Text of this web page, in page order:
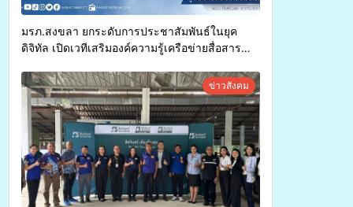
มรภ.สงขลา ยกระดับการประชาสัมพันธ์ในยุค
ดิจิทัล เปิดเวทีเสริมองค์ความรู้เครือข่ายสื่อสาร
การสร้างภาพลักษณ์ที่ดีของมหาวิทยาลัยข่าวสังคม